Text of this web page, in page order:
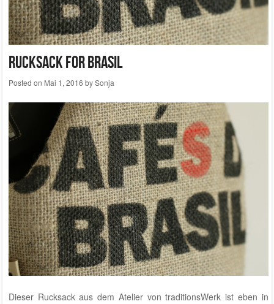
Rucksack for Brasil
Posted on Mai 1, 2016 bySonja
Dieser Rucksack aus dem Atelier von traditionsWerk ist eben in